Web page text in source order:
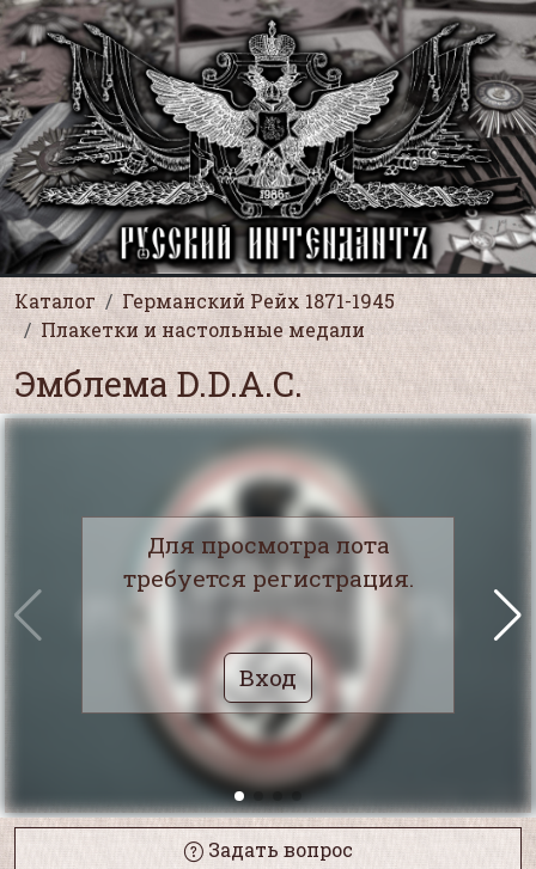
Каталог
Германский Рейх 1871-1945
Плакетки и настольные медали
Эмблема D.D.A.C.
Для просмотра лота
требуется регистрация.
Вход
Задать вопрос